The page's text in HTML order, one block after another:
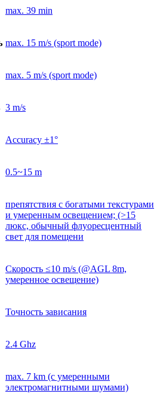
max. 39 min
max. 15 m/s (sport mode)
max. 5 m/s (sport mode)
3 m/s
Accuracy ±1°
0.5~15 m
препятствия с богатыми текстурами
и умеренным освещением; (>15
люкс, обычный флуоресцентный
свет для помещени
Скорость ≤10 m/s (@AGL 8m,
умеренное освещение)
Точность зависания
2.4 Ghz
max. 7 km (с умеренными
электромагнитными шумами)